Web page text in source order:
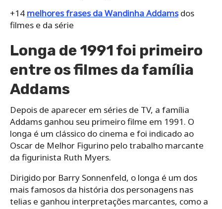
+14 melhores frases da Wandinha Addamsdos
filmes e da série
Longa de 1991 foi primeiro
entre os filmes da família
Addams
Depois de aparecer em séries de TV, a família
Addams ganhou seu primeiro filme em 1991. O
longa é um clássico do cinema e foi indicado ao
Oscar de Melhor Figurino pelo trabalho marcante
da figurinista Ruth Myers.
Dirigido por Barry Sonnenfeld, o longa é um dos
mais famosos da história dos personagens nas
telias e ganhou interpretações marcantes, como a